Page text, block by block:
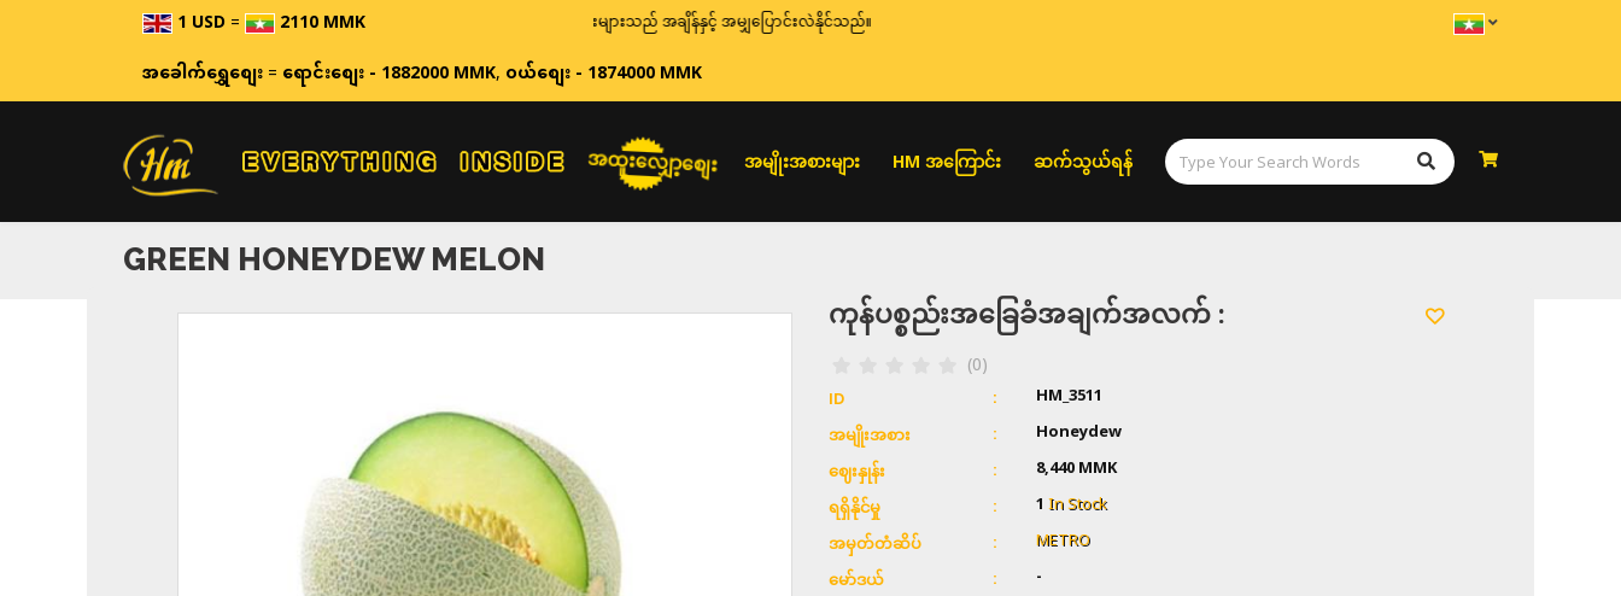
1 USD= 2110 MMK ဈေးနှုန်းများသည် အချိန်နှင့် အမျှပြောင်းလဲနိုင်သည်။
အခေါက်ရွှေစျေး=ရောင်းစျေး - 1882000 MMK,ဝယ်စျေး - 1874000 MMK
အထူးလျှော့စျေး အမျိုးအစားများ HM အကြောင်း ဆက်သွယ်ရန်
GREEN HONEYDEW MELON
ကုန်ပစ္စည်းအခြေခံအချက်အလက် :
(0)
ID HM_3511
အမျိုးအစား Honeydew
ဈေးနှုန်း 8,440 MMK
ရရှိနိုင်မှု 1In Stock
အမှတ်တံဆိပ် METRO
မော်ဒယ် -